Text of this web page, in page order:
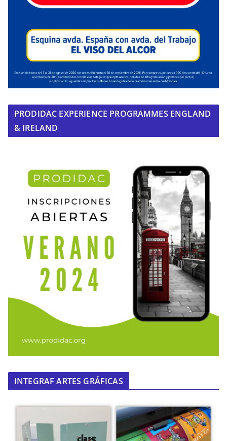
PRODIDAC EXPERIENCE PROGRAMMES ENGLAND
& IRELAND
INTEGRAF ARTES GRÁFICAS